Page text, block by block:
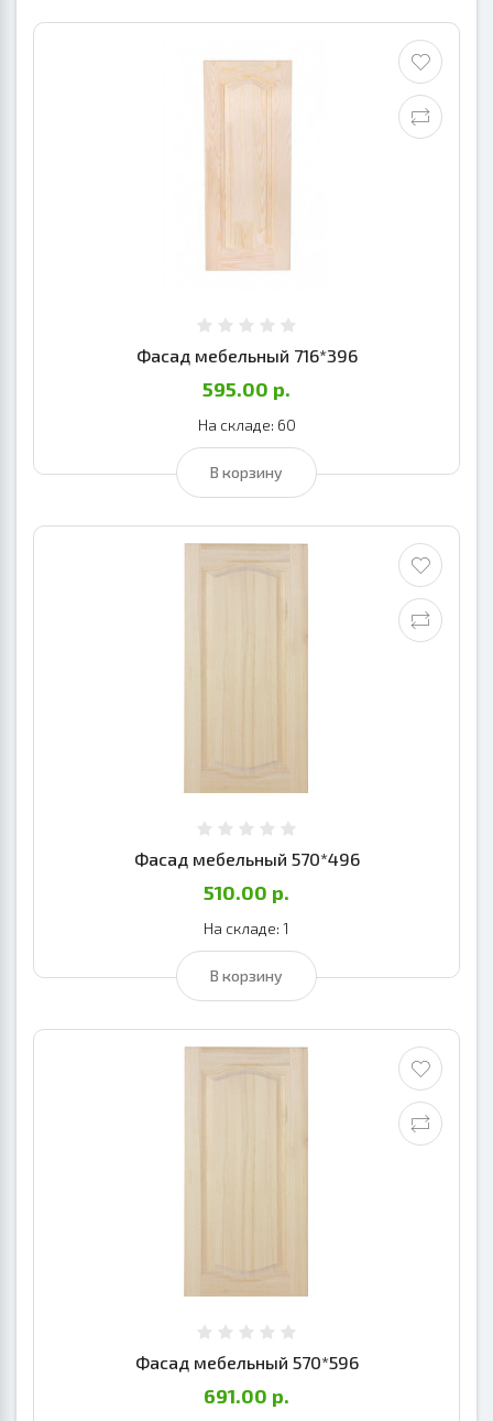
Фасад мебельный 716*396
595.00 р.
На складе: 60
В корзину
Фасад мебельный 570*496
510.00 р.
На складе: 1
В корзину
Фасад мебельный 570*596
691.00 р.